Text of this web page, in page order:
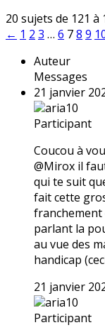
20 sujets de 121
← 1 2 3 … 6 78 9
Auteur
Messages
21 janvier
aria10
Participant
Coucou à
@Mirox il
qui te suit
fait cette
franchement
parlant la
au vue des
handicap
21 janvier
aria10
Participant